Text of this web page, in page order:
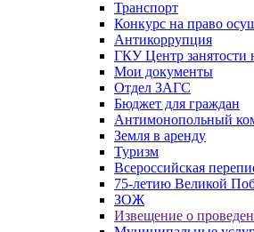
Транспорт
Конкурс на право
Антикоррупция
ГКУ Центр занятости
Мои документы
Отдел ЗАГС
Бюджет для граждан
Антимонопольный
Земля в аренду
Туризм
Всероссийская
75-летию Великой
ЗОЖ
Извещение о